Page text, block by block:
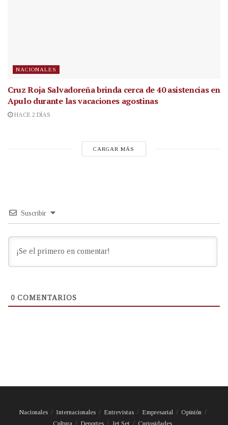
NACIONALES
Cruz Roja Salvadoreña brinda cerca de 40 asistencias en
Apulo durante las vacaciones agostinas
HACE 2 DÍAS
CARGAR MÁS
Suscribir
0 COMENTARIOS
Nacionales Internacionales Entrevistas Empresarial
Opinión
Cultura
Deportes Jet Set Curiosidades